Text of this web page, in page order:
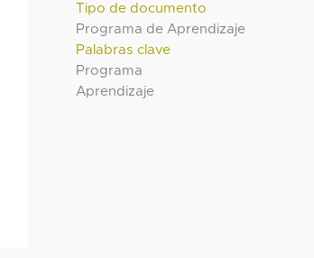
Tipo de documento
Programa de Aprendizaje
Palabras clave
Programa
Aprendizaje